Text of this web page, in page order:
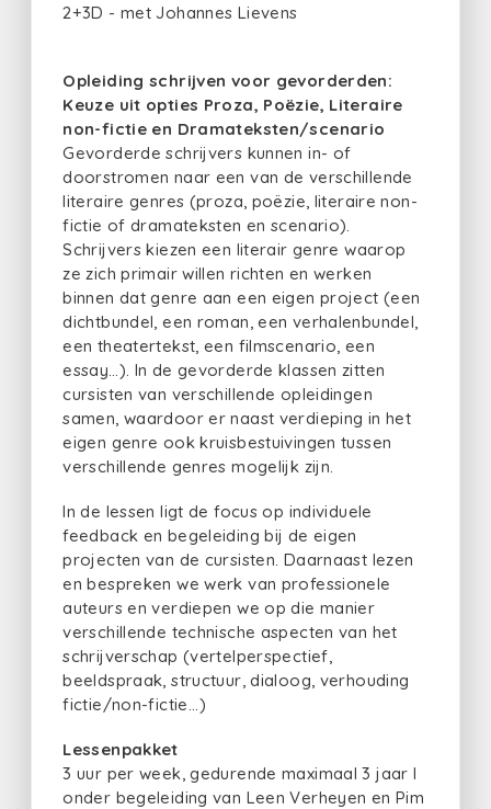
2+3D - met Johannes Lievens
Opleiding schrijven voor gevorderden:
Keuze uit opties Proza, Poëzie, Literaire
non-fictie en Dramateksten/scenario
Gevorderde schrijvers kunnen in- of
doorstromen naar een van de verschillende
literaire genres (proza, poëzie, literaire non-
fictie of dramateksten en scenario).
Schrijvers kiezen een literair genre waarop
ze zich primair willen richten en werken
binnen dat genre aan een eigen project (een
dichtbundel, een roman, een verhalenbundel,
een theatertekst, een filmscenario, een
essay…). In de gevorderde klassen zitten
cursisten van verschillende opleidingen
samen, waardoor er naast verdieping in het
eigen genre ook kruisbestuivingen tussen
verschillende genres mogelijk zijn.
In de lessen ligt de focus op individuele
feedback en begeleiding bij de eigen
projecten van de cursisten. Daarnaast lezen
en bespreken we werk van professionele
auteurs en verdiepen we op die manier
verschillende technische aspecten van het
schrijverschap (vertelperspectief,
beeldspraak, structuur, dialoog, verhouding
fictie/non-fictie...)
Lessenpakket
3 uur per week, gedurende maximaal 3 jaar I
onder begeleiding van Leen Verheyen en Pim